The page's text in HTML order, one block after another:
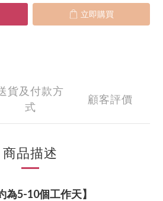
立即購買
貨及付款方
式
顧客評價
商品描述
為5-10個工作天】